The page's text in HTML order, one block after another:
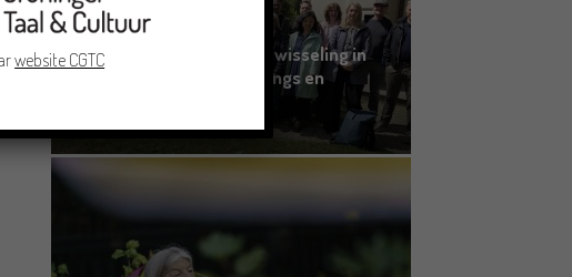
Grensoverschrijdende uitwisseling in
Oldenburg rond het Gronings en
19/06/2026
website CGTC